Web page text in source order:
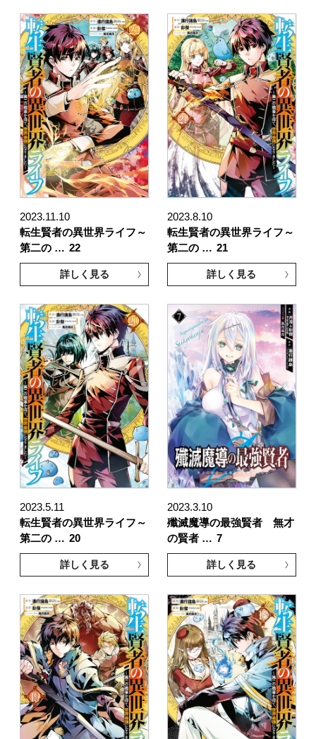
2023.11.10
転生賢者の異世界ライフ～
第二の … 22
詳しく見る
2023.8.10
転生賢者の異世界ライフ～
第二の … 21
詳しく見る
2023.5.11
転生賢者の異世界ライフ～
第二の … 20
詳しく見る
2023.3.10
殲滅魔導の最強賢者 無才
の賢者 … 7
詳しく見る